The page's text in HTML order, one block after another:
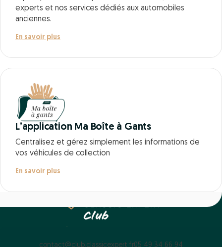
experts et nos services dédiés aux automobiles
anciennes.
En savoir plus
L’application Ma Boîte à Gants
Centralisez et gérez simplement les informations de
vos véhicules de collection
En savoir plus
contact@club.classicexpert.fr05 49 34 66 94